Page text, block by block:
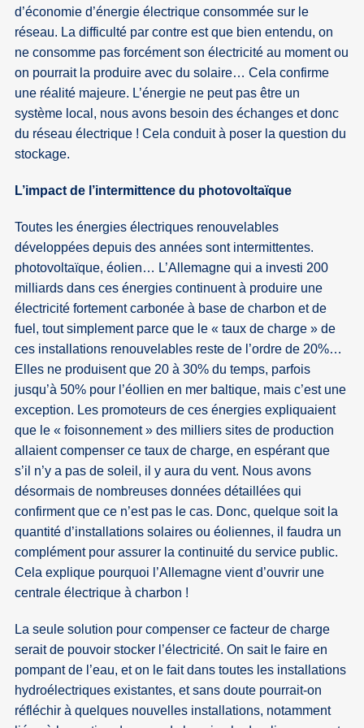
d’économie d’énergie électrique consommée sur le
réseau. La difficulté par contre est que bien entendu, on
ne consomme pas forcément son électricité au moment ou
on pourrait la produire avec du solaire… Cela confirme
une réalité majeure. L’énergie ne peut pas être un
système local, nous avons besoin des échanges et donc
du réseau électrique ! Cela conduit à poser la question du
stockage.
L’impact de l’intermittence du photovoltaïque
Toutes les énergies électriques renouvelables
développées depuis des années sont intermittentes.
photovoltaïque, éolien… L’Allemagne qui a investi 200
milliards dans ces énergies continuent à produire une
électricité fortement carbonée à base de charbon et de
fuel, tout simplement parce que le « taux de charge » de
ces installations renouvelables reste de l’ordre de 20%…
Elles ne produisent que 20 à 30% du temps, parfois
jusqu’à 50% pour l’éollien en mer baltique, mais c’est une
exception. Les promoteurs de ces énergies expliquaient
que le « foisonnement » des milliers sites de production
allaient compenser ce taux de charge, en espérant que
s’il n’y a pas de soleil, il y aura du vent. Nous avons
désormais de nombreuses données détaillées qui
confirment que ce n’est pas le cas. Donc, quelque soit la
quantité d’installations solaires ou éoliennes, il faudra un
complément pour assurer la continuité du service public.
Cela explique pourquoi l’Allemagne vient d’ouvrir une
centrale électrique à charbon !
La seule solution pour compenser ce facteur de charge
serait de pouvoir stocker l’électricité. On sait le faire en
pompant de l’eau, et on le fait dans toutes les installations
hydroélectriques existantes, et sans doute pourrait-on
réfléchir à quelques nouvelles installations, notamment